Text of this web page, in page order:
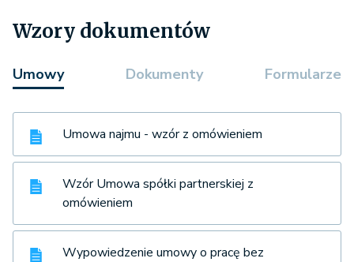
Wzory dokumentów
Umowy Dokumenty Formularze
Umowa najmu - wzór z omówieniem
Wzór Umowa spółki partnerskiej z
omówieniem
Wypowiedzenie umowy o pracę bez